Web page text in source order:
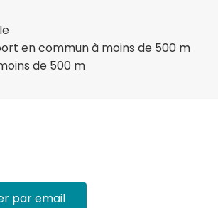
en commun à moins de 500 m
de 500 m
par email